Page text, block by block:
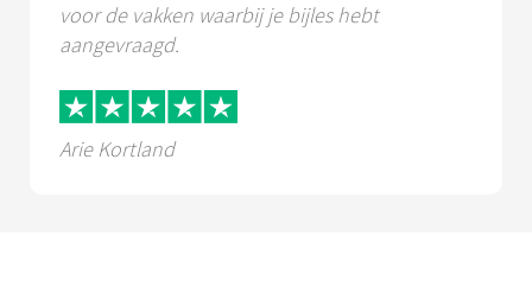
voor de vakken waarbij je bijles hebt
aangevraagd.
Arie Kortland